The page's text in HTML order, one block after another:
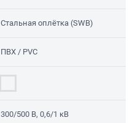
Стальная оплётка (SWB)
ПВХ / PVC
300/500 В, 0,6/1 кВ